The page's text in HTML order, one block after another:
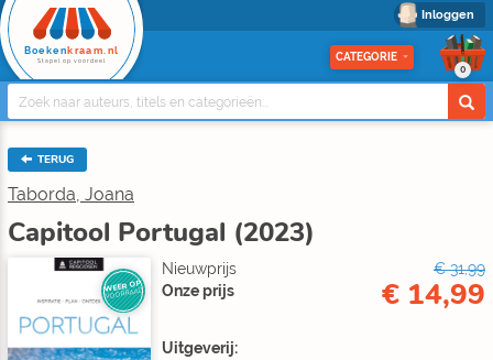
Inloggen
Boeken kraam.nl
Stapel op voordeel CATEGORIE
0
TERUG
Taborda, Joana
Capitool Portugal (2023)
WEER OP
VOORRAAD
Nieuwprijs
€ 31,99
Onze prijs
€ 14,99
Uitgeverij: